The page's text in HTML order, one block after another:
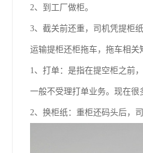
2、到工厂做柜。
3、截关前还重，司机凭提柜
运输提柜还柜拖车，拖车相关
1、打单：是指在提空柜之前
一般不受理打单业务。现在
2、换柜纸：重柜还码头后，